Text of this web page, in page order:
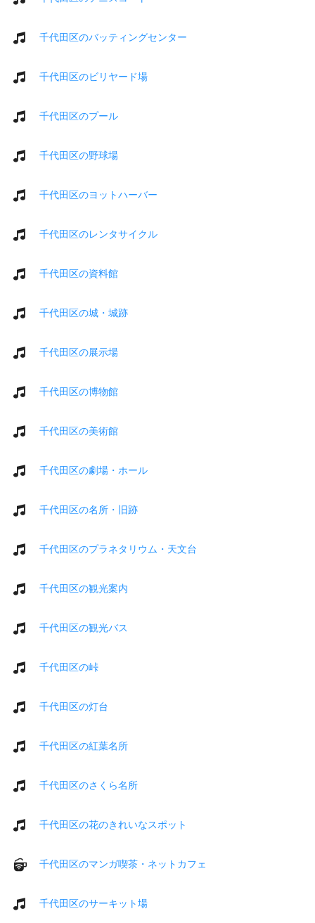
千代田区のバッティングセンター
千代田区のビリヤード場
千代田区のプール
千代田区の野球場
千代田区のヨットハーバー
千代田区のレンタサイクル
千代田区の資料館
千代田区の城・城跡
千代田区の展示場
千代田区の博物館
千代田区の美術館
千代田区の劇場・ホール
千代田区の名所・旧跡
千代田区のプラネタリウム・天文台
千代田区の観光案内
千代田区の観光バス
千代田区の峠
千代田区の灯台
千代田区の紅葉名所
千代田区のさくら名所
千代田区の花のきれいなスポット
千代田区のマンガ喫茶・ネットカフェ
千代田区のサーキット場